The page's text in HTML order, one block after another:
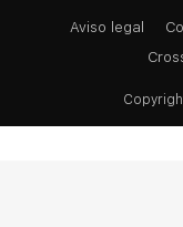
Aviso legal